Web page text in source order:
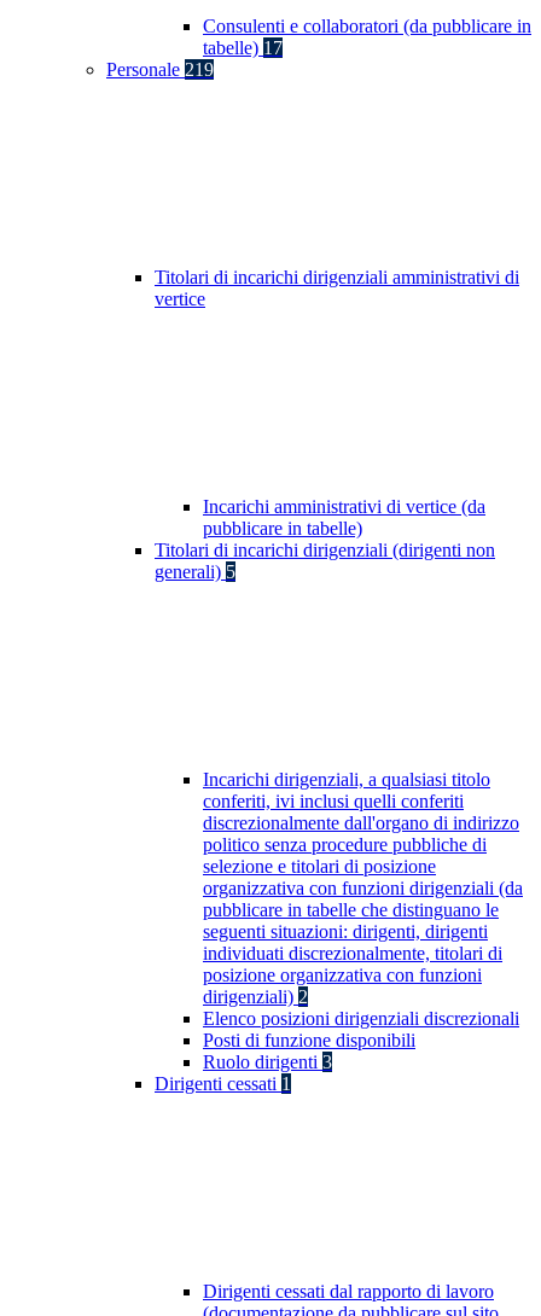
Consulenti e collaboratori (da pubblicare in
tabelle) 17
Personale 219
Titolari di incarichi dirigenziali amministrativi di
vertice
Incarichi amministrativi di vertice (da
pubblicare in tabelle)
Titolari di incarichi dirigenziali (dirigenti non
generali) 5
Incarichi dirigenziali, a qualsiasi titolo
conferiti, ivi inclusi quelli conferiti
discrezionalmente dall'organo di indirizzo
politico senza procedure pubbliche di
selezione e titolari di posizione
organizzativa con funzioni dirigenziali (da
pubblicare in tabelle che distinguano le
seguenti situazioni: dirigenti, dirigenti
individuati discrezionalmente, titolari di
posizione organizzativa con funzioni
dirigenziali) 2
Elenco posizioni dirigenziali discrezionali
Posti di funzione disponibili
Ruolo dirigenti 3
Dirigenti cessati 1
Dirigenti cessati dal rapporto di lavoro